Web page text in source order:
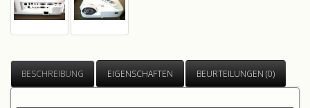
BESCHREIBUNG EIGENSCHAFTEN BEURTEILUNGEN (0)